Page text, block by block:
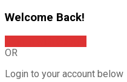
Welcome Back!
OR
Login to your account below